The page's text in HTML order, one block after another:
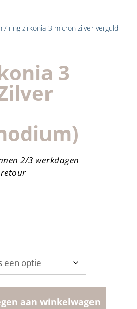
/ ring zirkonia 3 micron zilver verguld
3
2/3 werkdagen
aan winkelwagen